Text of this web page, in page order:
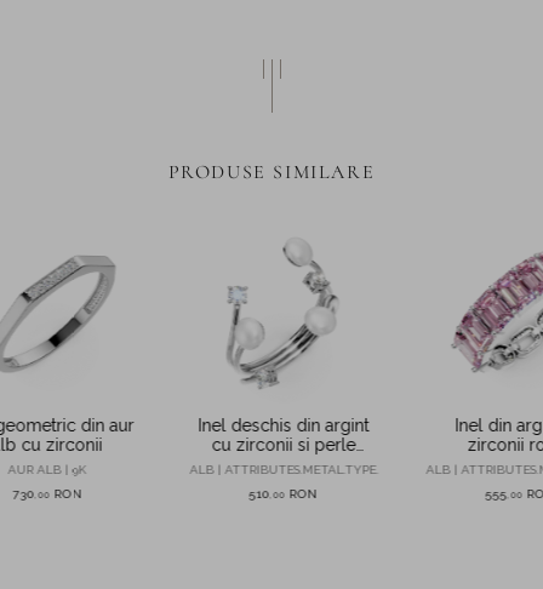
PRODUSE SIMILARE
din aur
cu zirconii
AUR ALB | 9K
730 00 RON
Inel deschis din argint
cu zirconii si perle
sintetice
ALB | ATTRIBUTES.METAL.TYPE.
510 ,00 RON
Inel din
zirconii
ALB |
555 00